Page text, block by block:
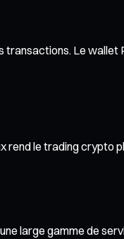
transactions. Le wallet
rend le trading crypto
large gamme de